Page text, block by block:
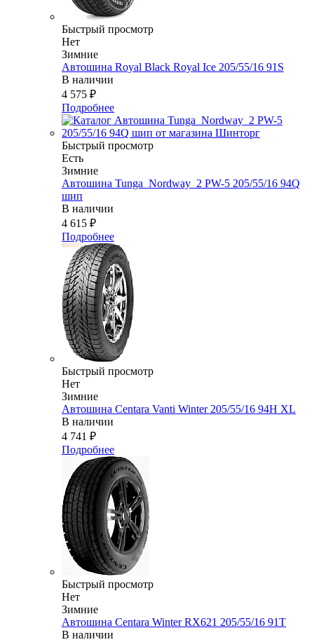
Быстрый просмотр
Нет
Зимние
Автошина Royal Black Royal Ice 205/55/16 91S
В наличии
4 575 ₽
Подробнее
Быстрый просмотр
Есть
Зимние
Автошина Tunga_Nordway_2 PW-5 205/55/16 94Q
шип
В наличии
4 615 ₽
Подробнее
Быстрый просмотр
Нет
Зимние
Автошина Centara Vanti Winter 205/55/16 94H XL
В наличии
4 741 ₽
Подробнее
Быстрый просмотр
Нет
Зимние
Автошина Centara Winter RX621 205/55/16 91T
В наличии